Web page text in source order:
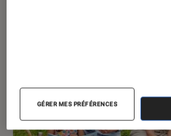
GÉRER MES PRÉFÉRENCES